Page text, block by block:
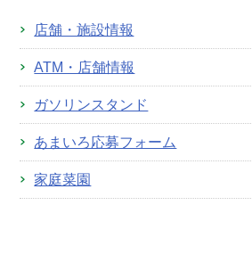
店舗・施設情報
ATM・店舗情報
ガソリンスタンド
あまいろ応募フォーム
家庭菜園